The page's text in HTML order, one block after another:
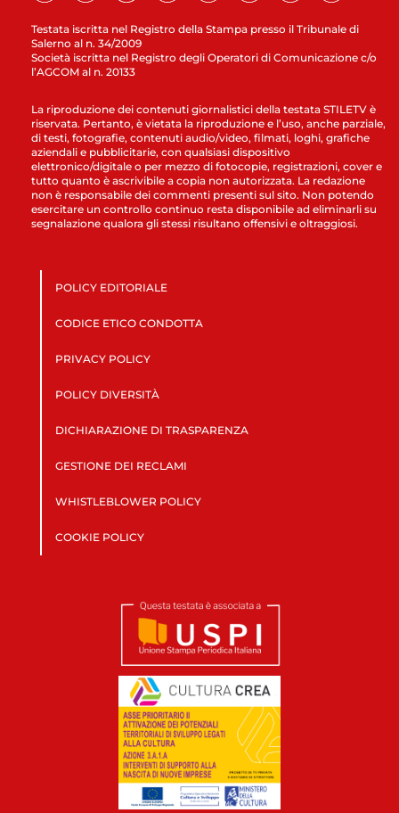
Testata iscritta nel Registro della Stampa presso il Tribunale di
Salerno al n. 34/2009
Società iscritta nel Registro degli Operatori di Comunicazione c/o
l’AGCOM al n. 20133
La riproduzione dei contenuti giornalistici della testata STILETV è
riservata. Pertanto, è vietata la riproduzione e l’uso, anche parziale,
di testi, fotografie, contenuti audio/video, filmati, loghi, grafiche
aziendali e pubblicitarie, con qualsiasi dispositivo
elettronico/digitale o per mezzo di fotocopie, registrazioni, cover e
tutto quanto è ascrivibile a copia non autorizzata. La redazione
non è responsabile dei commenti presenti sul sito. Non potendo
esercitare un controllo continuo resta disponibile ad eliminarli su
segnalazione qualora gli stessi risultano offensivi e oltraggiosi.
POLICY EDITORIALE
CODICE ETICO CONDOTTA
PRIVACY POLICY
POLICY DIVERSITÀ
DICHIARAZIONE DI TRASPARENZA
GESTIONE DEI RECLAMI
WHISTLEBLOWER POLICY
COOKIE POLICY